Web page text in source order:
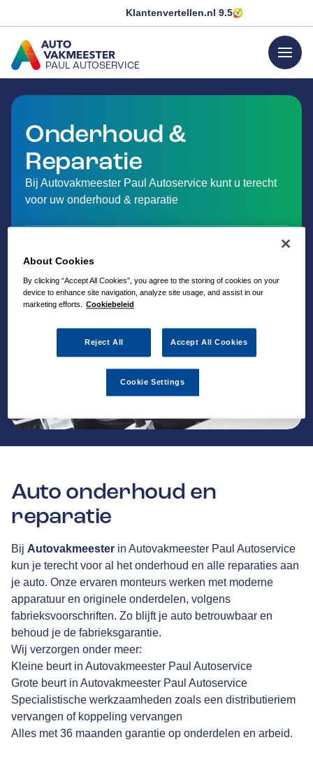
Klantenvertellen.nl 9.5
PAUL AUTOSERVICE
GA NAAR DE HOMEPAGINA
menu
Onderhoud &
Reparatie
Bij Autovakmeester Paul Autoservice kunt u terecht
voor uw onderhoud & reparatie
Auto onderhoud en
reparatie
Bij Autovakmeester in Autovakmeester Paul Autoservice
kun je terecht voor al het onderhoud en alle reparaties aan
je auto. Onze ervaren monteurs werken met moderne
apparatuur en originele onderdelen, volgens
fabrieksvoorschriften. Zo blijft je auto betrouwbaar en
behoud je de fabrieksgarantie.
Wij verzorgen onder meer:
Kleine beurt in Autovakmeester Paul Autoservice
Grote beurt in Autovakmeester Paul Autoservice
Specialistische werkzaamheden zoals een distributieriem
vervangen of koppeling vervangen
Alles met 36 maanden garantie op onderdelen en arbeid.
About Cookies
By clicking “Accept All Cookies”, you agree to the storing of cookies on your
device to enhance site navigation, analyze site usage, and assist in our
marketing efforts. Cookiebeleid
Reject All Accept All Cookies
Cookie Settings